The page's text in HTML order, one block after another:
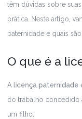
têm dúvidas sobre
prática. Neste artigo,
paternidade e quais
O que é a
A licença paternidade
do trabalho concedido
um filho.